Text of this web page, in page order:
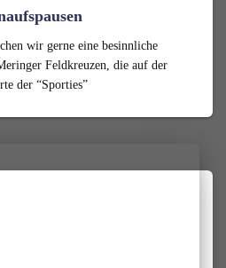
wir gerne eine besinnliche
Feldkreuzen, die auf der
der “Sporties”